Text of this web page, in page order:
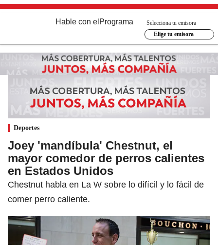
Hable con el Programa
Selecciona tu emisora
Elige tu emisora
Deportes
Joey 'mandíbula' Chestnut, el
mayor comedor de perros calientes
en Estados Unidos
Chestnut habla en La W sobre lo difícil y lo fácil de
comer perro caliente.